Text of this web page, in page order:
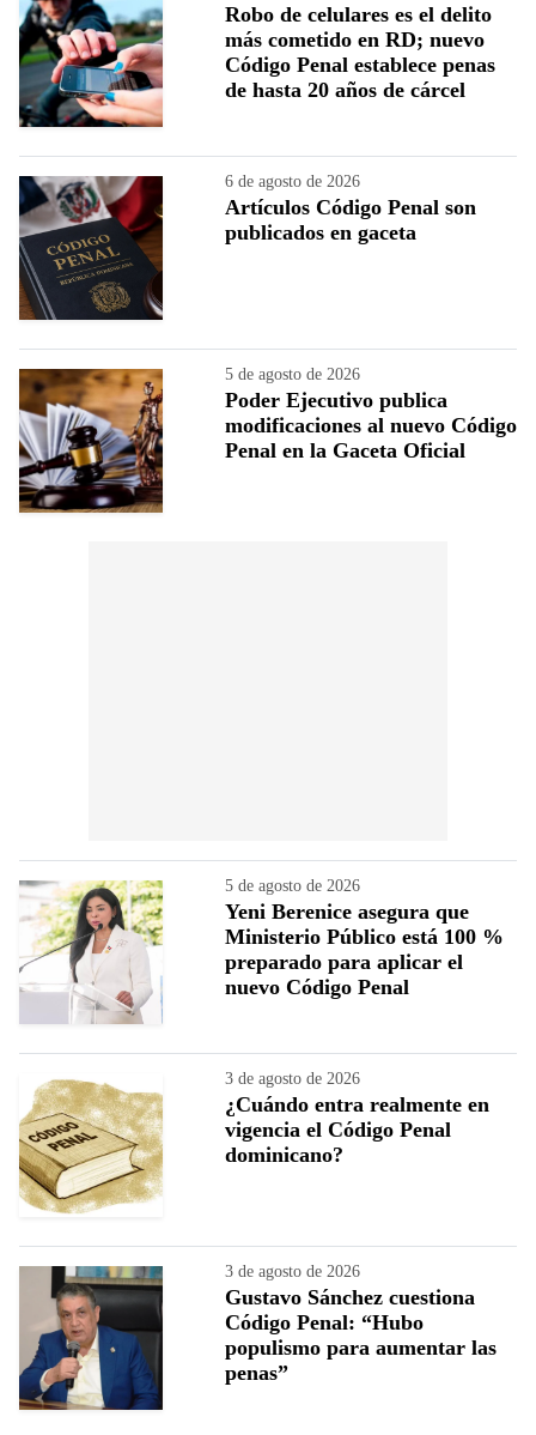
Robo de celulares es el delito
más cometido en RD; nuevo
Código Penal establece penas
de hasta 20 años de cárcel
6 de agosto de 2026
Artículos Código Penal son
publicados en gaceta
5 de agosto de 2026
Poder Ejecutivo publica
modificaciones al nuevo Código
Penal en la Gaceta Oficial
5 de agosto de 2026
Yeni Berenice asegura que
Ministerio Público está 100 %
preparado para aplicar el
nuevo Código Penal
3 de agosto de 2026
¿Cuándo entra realmente en
vigencia el Código Penal
dominicano?
3 de agosto de 2026
Gustavo Sánchez cuestiona
Código Penal: “Hubo
populismo para aumentar las
penas”